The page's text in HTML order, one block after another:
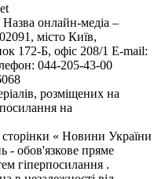
онлайн-медіа –
місто Київ,
Б, офіс 208/1 E-mail:
044-205-43-00
розміщених на
на
сторінки « Новини України
- обов'язкове пряме
гіперпосилання .